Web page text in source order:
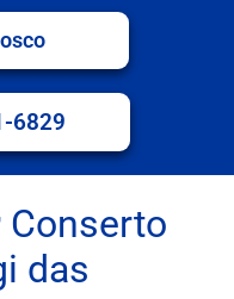
6829
Conserto
das